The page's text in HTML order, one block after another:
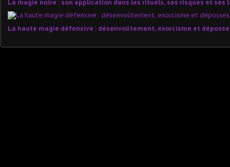
La magie noire : son application dans les rituels, ses risques et ses
La haute magie défensive : désenvoûtement, exorcisme et